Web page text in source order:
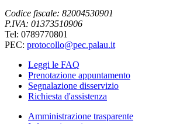
Codice fiscale: 82004530901
P.IVA: 01373510906
Tel: 0789770801
PEC: protocollo@pec.palau.it
Leggi le FAQ
Prenotazione appuntamento
Segnalazione disservizio
Richiesta d'assistenza
Amministrazione trasparente